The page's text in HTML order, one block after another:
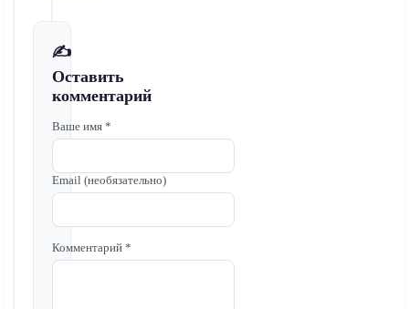
✍️
Оставить
комментарий
Ваше имя *
Email (необязательно)
Комментарий *